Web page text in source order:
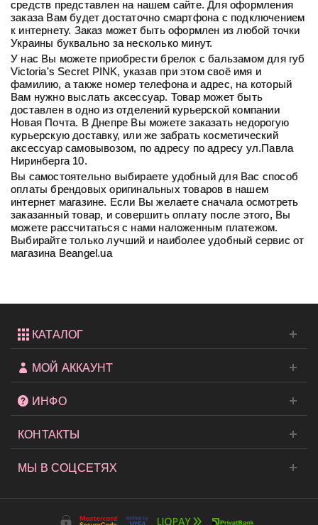
средств представлен на нашем сайте. Для оформления
заказа Вам будет достаточно смартфона с подключением
к интернету. Заказ может быть оформлен из любой точки
Украины буквально за несколько минут.
У нас Вы можете приобрестибрелок с бальзамом для губ
Victoria's Secret PINK, указав при этом своё имя и
фамилию, а также номер телефона и адрес, на который
Вам нужно выслать аксессуар. Товар может быть
доставлен в одно из отделений курьерской компании
Новая Почта. В Днепре Вы можете заказать недорогую
курьерскую доставку, или же забрать косметический
аксессуар самовывозом, по адресу по адресу ул.Павла
Ниринберга 10.
Вы самостоятельно выбираете удобный для Вас способ
оплаты брендовых оригинальных товаров в нашем
интернет магазине. Если Вы желаете сначала осмотреть
заказанный товар, и совершить оплату после этого, Вы
можете рассчитаться с нами наложенным платежом.
Выбирайте только лучший и наиболее удобный сервис от
магазина Beangel.ua
КАТАЛОГ
МОЙ АККАУНТ
ИНФО
КОНТАКТЫ
МЫ В СОЦСЕТЯХ